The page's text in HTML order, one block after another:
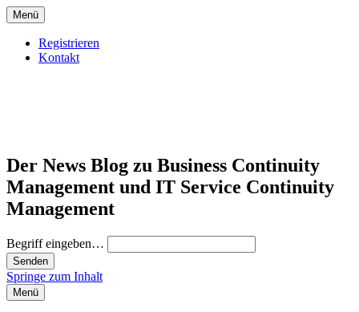
Menü
Registrieren
Kontakt
Der News Blog zu Business Continuity
Management und IT Service Continuity
Management
Begriff eingeben…
Springe zum Inhalt
Menü